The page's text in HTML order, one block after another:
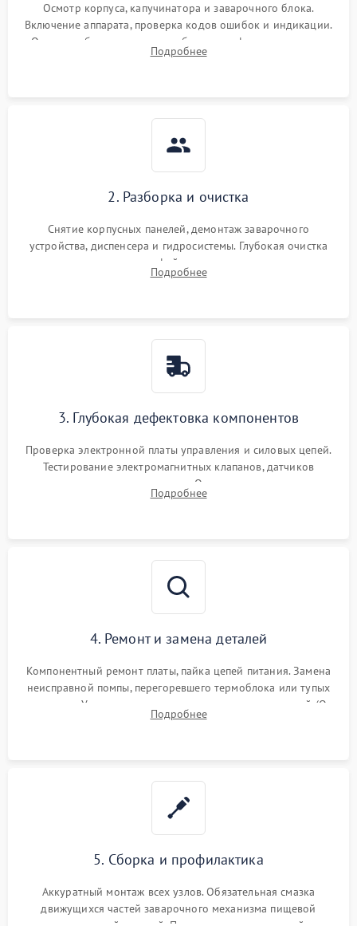
Осмотр корпуса, капучинатора и заварочного блока.
Включение аппарата, проверка кодов ошибок и индикации.
Оценка работы помпы, термоблока и кофемолки на слух.
Измерение температуры и давления воды для выявления
Подробнее
2. Разборка и очистка
Снятие корпусных панелей, демонтаж заварочного
устройства, диспенсера и гидросистемы. Глубокая очистка
внутренних узлов от кофейных масел, жмыха и накипи.
Промывка дренажных каналов и фильтров с использованием
Подробнее
3. Глубокая дефектовка компонентов
Проверка электронной платы управления и силовых цепей.
Тестирование электромагнитных клапанов, датчиков
температуры и расходомера. Оценка степени износа
жерновов кофемолки, уплотнительных колец гидросистемы
Подробнее
4. Ремонт и замена деталей
Компонентный ремонт платы, пайка цепей питания. Замена
неисправной помпы, перегоревшего термоблока или тупых
жерновов. Установка новых силиконовых уплотнителей (O-
ring) и тефлоновых трубок для надежного устранения
Подробнее
5. Сборка и профилактика
Аккуратный монтаж всех узлов. Обязательная смазка
движущихся частей заварочного механизма пищевой